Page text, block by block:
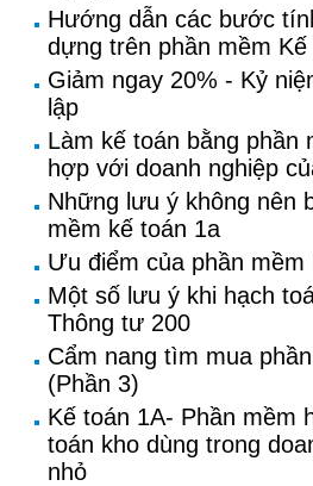
Hướng dẫn các bước
dựng trên phần mềm Kế
Giảm ngay 20% - Kỷ
lập
Làm kế toán bằng phần
hợp với doanh nghiệp
Những lưu ý không nên
mềm kế toán 1a
Ưu điểm của phần mềm
Một số lưu ý khi hạch
Thông tư 200
Cẩm nang tìm mua
(Phần 3)
Kế toán 1A- Phần mềm
toán kho dùng trong
nhỏ